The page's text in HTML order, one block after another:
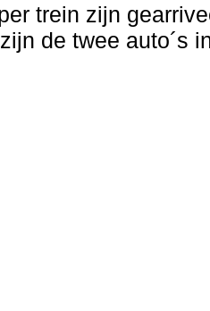
trein zijn
de twee auto´s